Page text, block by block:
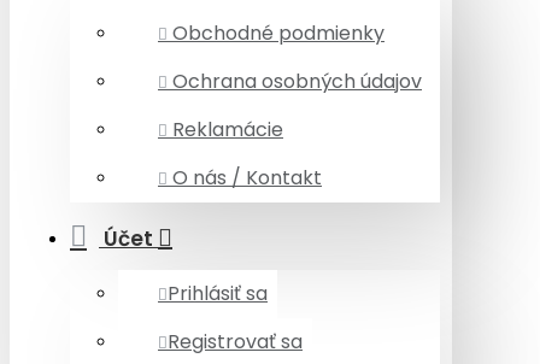
Obchodné podmienky
Ochrana osobných údajov
Reklamácie
O nás / Kontakt
Účet
Prihlásiť sa
Registrovať sa